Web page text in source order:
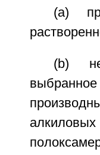
(a)
(b)
выбранное